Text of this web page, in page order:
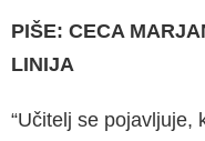
PIŠE: CECA
LINIJA
“Učitelj se pojavljuje,